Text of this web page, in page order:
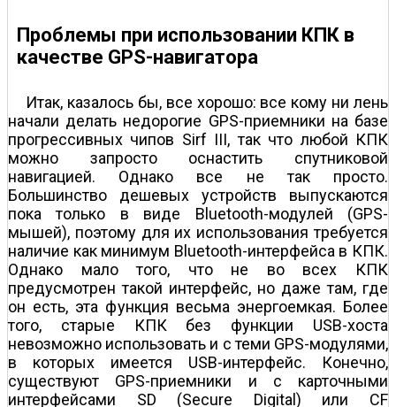
Проблемы при использовании КПК в
качестве GPS-навигатора
Итак, казалось бы, все хорошо: все кому ни лень
начали делать недорогие GPS-приемники на базе
прогрессивных чипов Sirf III, так что любой КПК
можно запросто оснастить спутниковой
навигацией. Однако все не так просто.
Большинство дешевых устройств выпускаются
пока только в виде Bluetooth-модулей (GPS-
мышей), поэтому для их использования требуется
наличие как минимум Bluetooth-интерфейса в КПК.
Однако мало того, что не во всех КПК
предусмотрен такой интерфейс, но даже там, где
он есть, эта функция весьма энергоемкая. Более
того, старые КПК без функции USB-хоста
невозможно использовать и с теми GPS-модулями,
в которых имеется USB-интерфейс. Конечно,
существуют GPS-приемники и с карточными
интерфейсами SD (Secure Digital) или СF